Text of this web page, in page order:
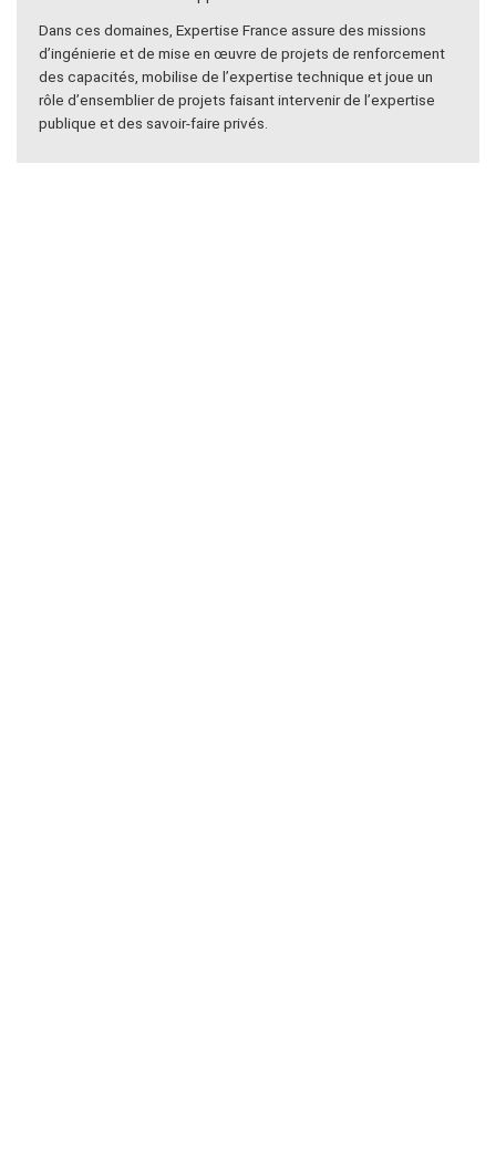
Dans ces domaines, Expertise France assure des missions
d’ingénierie et de mise en œuvre de projets de renforcement
des capacités, mobilise de l’expertise technique et joue un
rôle d’ensemblier de projets faisant intervenir de l’expertise
publique et des savoir-faire privés.